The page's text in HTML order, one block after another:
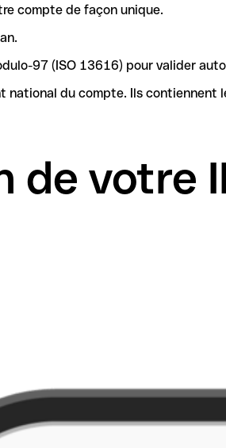
compte de façon unique.
97 (ISO 13616) pour valider
nécessaires pour identifier la
de votre